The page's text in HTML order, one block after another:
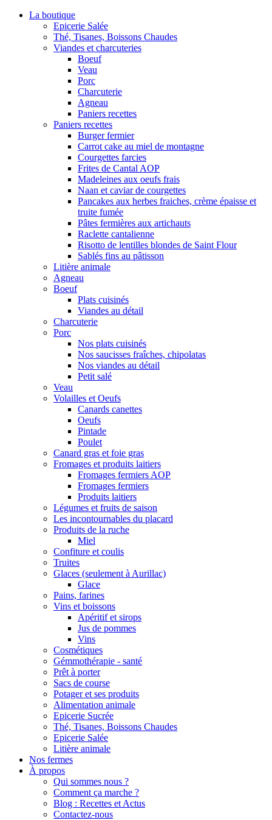
La boutique
Epicerie Salée
Thé, Tisanes, Boissons Chaudes
Viandes et charcuteries
Boeuf
Veau
Porc
Charcuterie
Agneau
Paniers recettes
Paniers recettes
Burger fermier
Carrot cake au miel de montagne
Courgettes farcies
Frites de Cantal AOP
Madeleines aux oeufs frais
Naan et caviar de courgettes
Pancakes aux herbes fraiches, crème épaisse et
truite fumée
Pâtes fermières aux artichauts
Raclette cantalienne
Risotto de lentilles blondes de Saint Flour
Sablés fins au pâtisson
Litière animale
Agneau
Boeuf
Plats cuisinés
Viandes au détail
Charcuterie
Porc
Nos plats cuisinés
Nos saucisses fraîches, chipolatas
Nos viandes au détail
Petit salé
Veau
Volailles et Oeufs
Canards canettes
Oeufs
Pintade
Poulet
Canard gras et foie gras
Fromages et produits laitiers
Fromages fermiers AOP
Fromages fermiers
Produits laitiers
Légumes et fruits de saison
Les incontournables du placard
Produits de la ruche
Miel
Confiture et coulis
Truites
Glaces (seulement à Aurillac)
Glace
Pains, farines
Vins et boissons
Apéritif et sirops
Jus de pommes
Vins
Cosmétiques
Gémmothérapie - santé
Prêt à porter
Sacs de course
Potager et ses produits
Alimentation animale
Epicerie Sucrée
Thé, Tisanes, Boissons Chaudes
Epicerie Salée
Litière animale
Nos fermes
À propos
Qui sommes nous ?
Comment ça marche ?
Blog : Recettes et Actus
Contactez-nous